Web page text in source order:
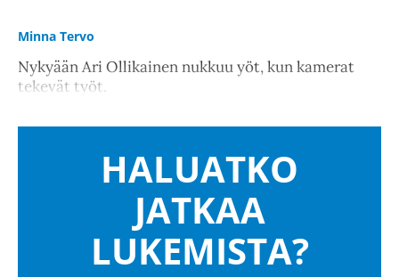
Minna Tervo
Nykyään Ari Ollikainen nukkuu yöt, kun kamerat
tekevät työt.
HALUATKO
JATKAA
LUKEMISTA?